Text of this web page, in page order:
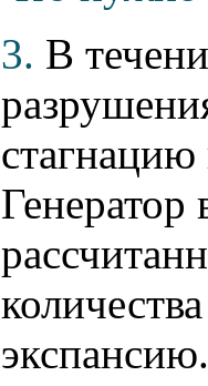
3. В
стагнацию